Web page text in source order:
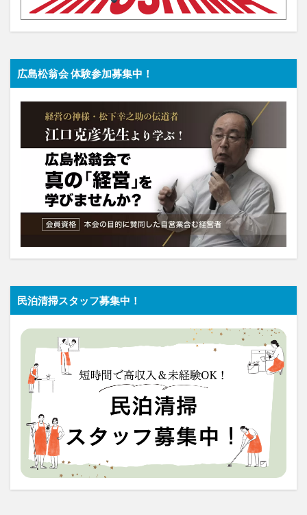
広島松翁会 体験参加募集中！
民泊清掃スタッフ募集中！